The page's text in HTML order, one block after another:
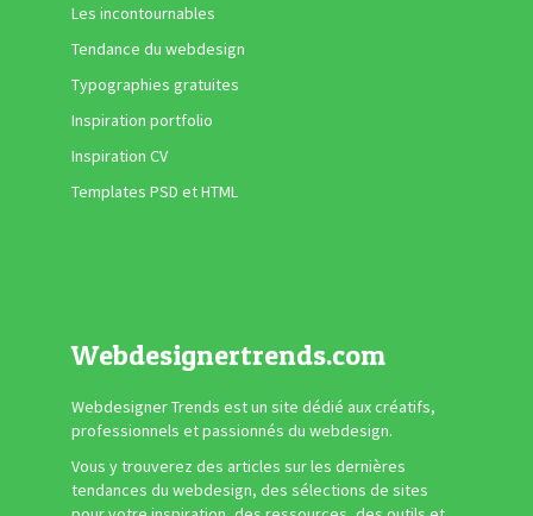
Les incontournables
Tendance du webdesign
Typographies gratuites
Inspiration portfolio
Inspiration CV
Templates PSD et HTML
Webdesignertrends.com
Webdesigner Trends est un site dédié aux créatifs,
professionnels et passionnés du webdesign.
Vous y trouverez des articles sur les dernières
tendances du webdesign, des sélections de sites